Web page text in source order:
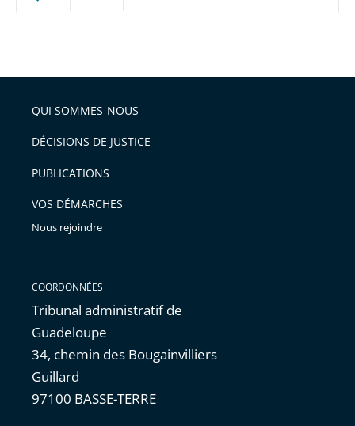
arriver
après
ou
l'article
pour
avant
QUI SOMMES-NOUS
DÉCISIONS DE JUSTICE
PUBLICATIONS
VOS DÉMARCHES
Nous rejoindre
COORDONNÉES
Tribunal administratif de
Guadeloupe
34, chemin des Bougainvilliers
Guillard
97100 BASSE-TERRE